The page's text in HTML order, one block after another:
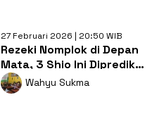
27 Februari 2026 | 20:50 WIB
Rezeki Nomplok di Depan
Mata, 3 Shio Ini Diprediksi
Panen Cuan Besar di
2026
Wahyu Sukma